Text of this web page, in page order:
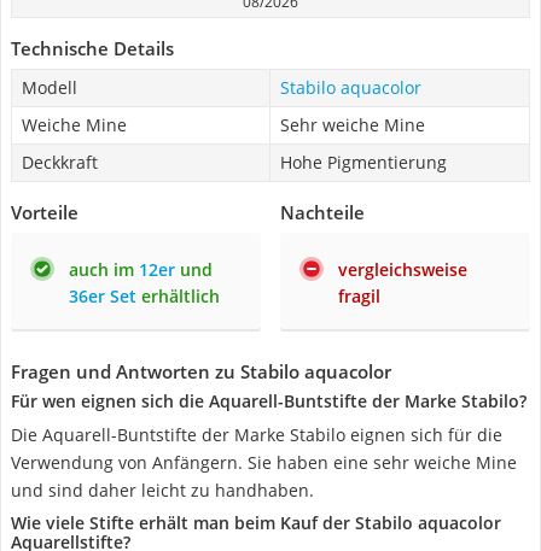
Technische Details
Modell
Stabilo aquacolor
Weiche Mine
Sehr weiche Mine
Deckkraft
Hohe Pigmentierung
Vorteile
auch im 12er und
36er Set erhältlich
Nachteile
vergleichsweise
fragil
Fragen und Antworten zu Stabilo aquacolor
Für wen eignen sich die Aquarell-Buntstifte der Marke Stabilo?
Die Aquarell-Buntstifte der Marke Stabilo eignen sich für die
Verwendung von Anfängern. Sie haben eine sehr weiche Mine
und sind daher leicht zu handhaben.
Wie viele Stifte erhält man beim Kauf der Stabilo aquacolor
Aquarellstifte?